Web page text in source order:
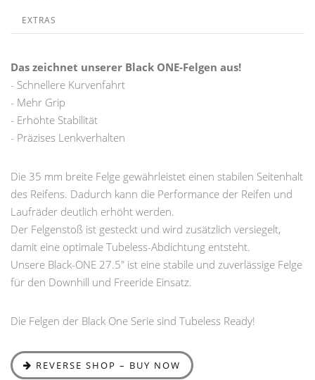
EXTRAS
Das zeichnet unserer Black ONE-Felgen aus!
- Schnellere Kurvenfahrt
- Mehr Grip
- Erhöhte Stabilität
- Präzises Lenkverhalten
Die 35 mm breite Felge gewährleistet einen stabilen Seitenhalt
des Reifens. Dadurch kann die Performance der Reifen und
Laufräder deutlich erhöht werden.
Der Felgenstoß ist gesteckt und wird zusätzlich versiegelt,
damit eine optimale Tubeless-Abdichtung entsteht.
Unsere Black-ONE 27.5" ist eine stabile und zuverlässige Felge
für den Downhill und Freeride Einsatz.
Die Felgen der Black One Serie sind Tubeless Ready!
REVERSE SHOP – BUY NOW